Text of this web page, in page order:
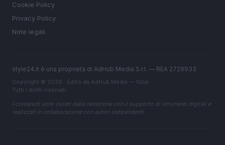
Cookie Policy
Privacy Policy
Note legali
style24.it è una proprietà di AdHub Media S.r.l. — REA 2729933
Copyright © 2026 · Edito da AdHub Media — Italia
Tutti i diritti riservati
I contenuti sono curati dalla redazione con il supporto di strumenti digitali e
realizzati in collaborazione con autori indipendenti.